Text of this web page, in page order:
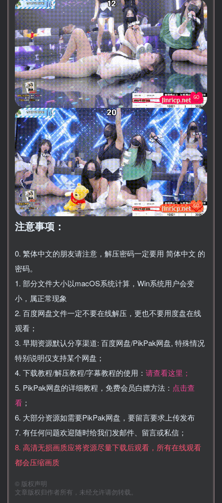
注意事项：
0. 繁体中文的朋友请注意，解压密码一定要用 简体中文 的
密码。
1. 部分文件大小以macOS系统计算，Win系统用户会变
小，属正常现象
2. 百度网盘文件一定不要在线解压，更也不要用度盘在线
观看；
3. 早期资源默认分享渠道: 百度网盘/PikPak网盘, 特殊情况
特别说明仅支持某个网盘；
4. 下载教程/解压教程/字幕教程的使用： 请查看这里；
5. PikPak网盘的详细教程，免费会员白嫖方法： 点击查
看 ；
6. 大部分资源如需要PikPak网盘，要留言要求上传发布
7. 有任何问题欢迎随时给我们发邮件、留言或私信；
8. 高清无损画质应将资源尽量下载后观看，所有在线观看
都会压缩画质
© 版权声明
文章版权归作者所有，未经允许请勿转载。